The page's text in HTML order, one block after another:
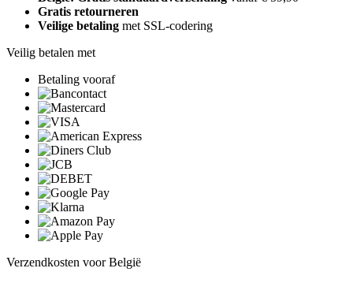
Gratis retourneren
Veilige betaling met SSL-codering
Veilig betalen met
Betaling vooraf
Verzendkosten voor België